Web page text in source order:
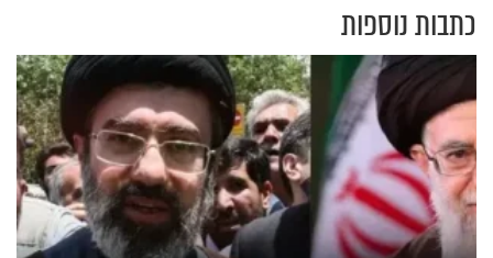
כתבות נוספות